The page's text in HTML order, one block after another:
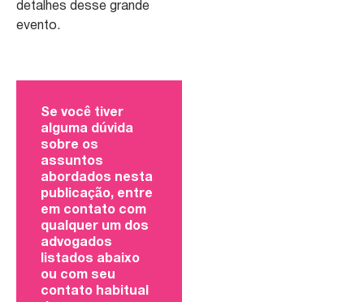
detalhes desse grande
evento.
Se você tiver
alguma dúvida
sobre os
assuntos
abordados nesta
publicação, entre
em contato com
qualquer um dos
advogados
listados abaixo
ou com seu
contato habitual